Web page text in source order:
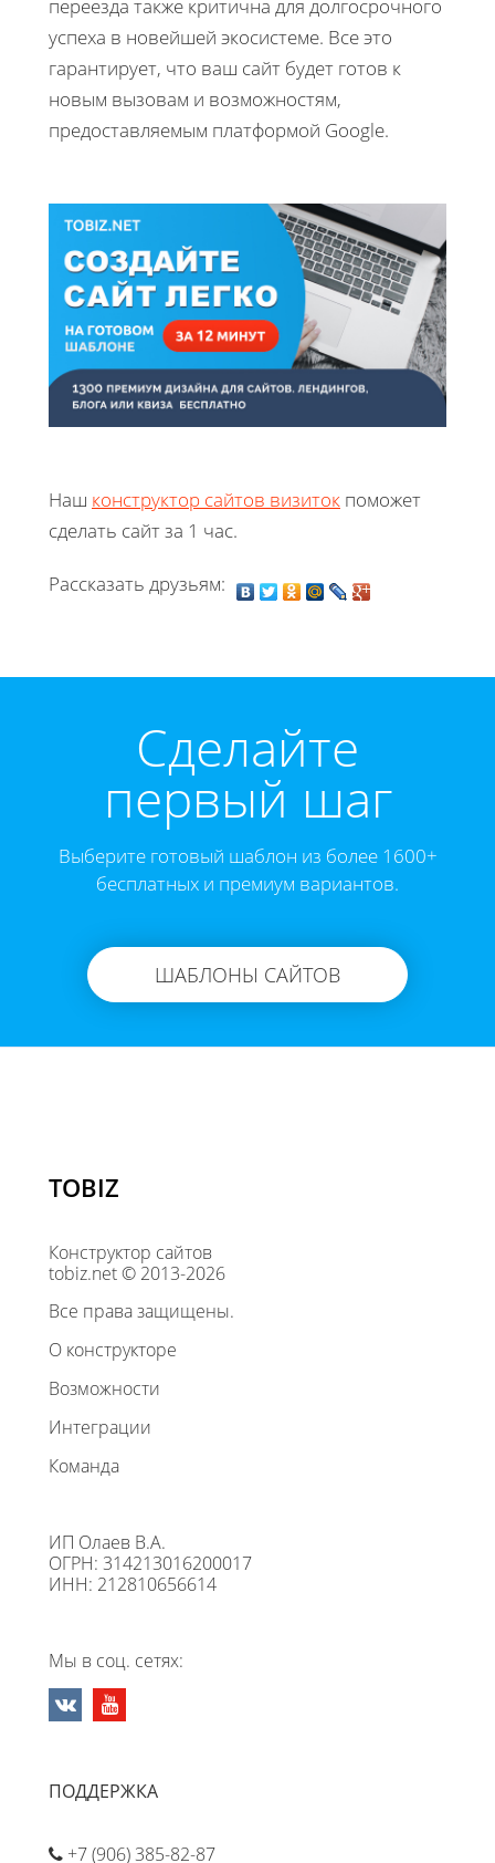
переезда также критична для долгосрочного
успеха в новейшей экосистеме. Все это
гарантирует, что ваш сайт будет готов к
новым вызовам и возможностям,
предоставляемым платформой Google.
Наш конструктор сайтов визиток поможет
сделать сайт за 1 час.
Рассказать друзьям:
Cделайте
первый шаг
Выберите готовый шаблон из более 1600+
бесплатных и премиум вариантов.
ШАБЛОНЫ САЙТОВ
TOBIZ
Конструктор сайтов
tobiz.net © 2013-2026
Все права защищены.
О конструкторе
Возможности
Интеграции
Команда
ИП Олаев В.А.
ОГРН: 314213016200017
ИНН: 212810656614
Мы в соц. сетях:
ПОДДЕРЖКА
+7 (906) 385-82-87